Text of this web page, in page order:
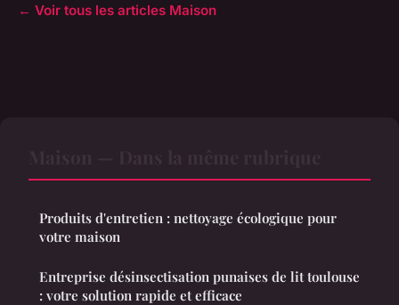
← Voir tous les articles Maison
Produits d'entretien : nettoyage écologique pour
votre maison
Entreprise désinsectisation punaises de lit toulouse
: votre solution rapide et efficace